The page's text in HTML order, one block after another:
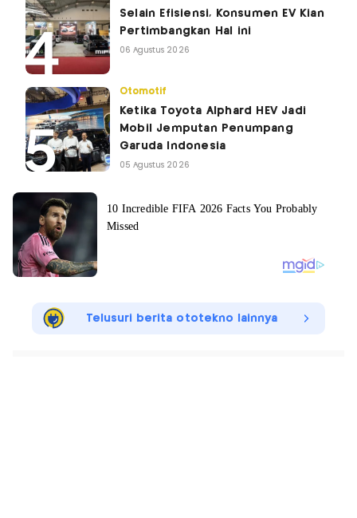
Selain Efisiensi, Konsumen EV Kian
Pertimbangkan Hal ini
06 Agustus 2026
Otomotif
Ketika Toyota Alphard HEV Jadi
Mobil Jemputan Penumpang
Garuda Indonesia
05 Agustus 2026
Telusuri berita ototekno lainnya